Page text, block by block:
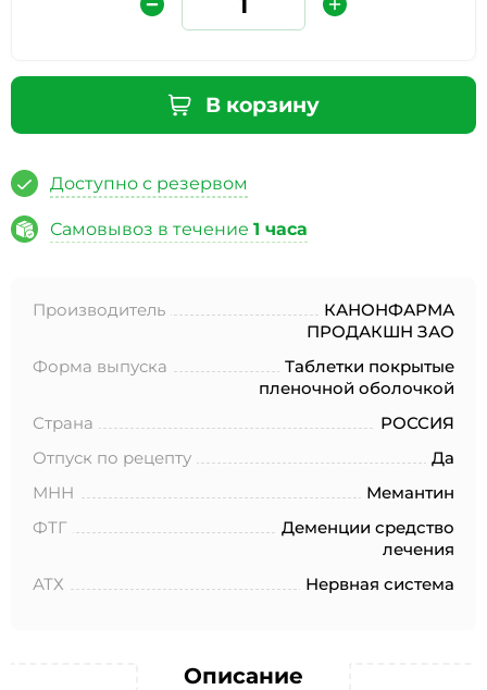
В корзину
Доступно с резервом
Самовывоз в течение 1 часа
Производитель
КАНОНФАРМА
ПРОДАКШН ЗАО
Форма выпуска
Таблетки покрытые
пленочной оболочкой
Страна
РОССИЯ
Отпуск по рецепту
Да
МНН
Мемантин
ФТГ
Деменции средство
лечения
АТХ
Нервная система
Описание
Защита от автоматических сообщений
соответствии с Федеральным законом от 27.07.2006 года
№152-ФЗ «О персональных данных», на условиях и для
персональных данных *